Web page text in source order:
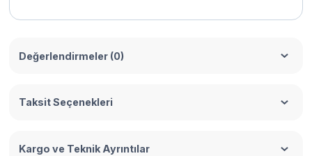
Değerlendirmeler (0)
Taksit Seçenekleri
Kargo ve Teknik Ayrıntılar